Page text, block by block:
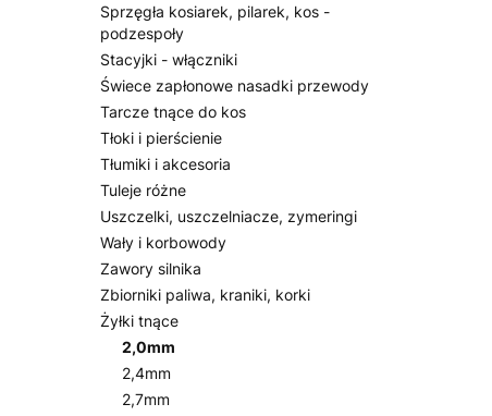
Sprzęgła kosiarek, pilarek, kos -
podzespoły
Stacyjki - włączniki
Świece zapłonowe nasadki przewody
Tarcze tnące do kos
Tłoki i pierścienie
Tłumiki i akcesoria
Tuleje różne
Uszczelki, uszczelniacze, zymeringi
Wały i korbowody
Zawory silnika
Zbiorniki paliwa, kraniki, korki
Żyłki tnące
2,0mm
2,4mm
2,7mm